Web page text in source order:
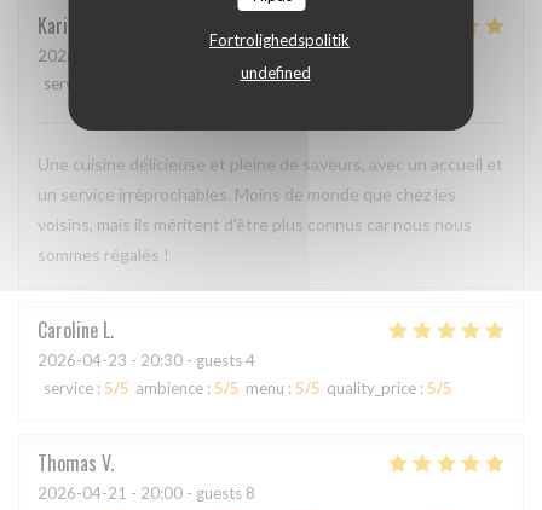
Fortrolighedspolitik
undefined
Karin
2026-05-01
service
menu:5/5
Une cuisine délicieuse et pleine de saveurs, avec un accueil et
un service irréprochables. Moins de monde que chez les
voisins, mais ils méritent d'être plus connus car nous nous
sommes régalés !
Caroline L
2026-04-23 - 20:30 - guests 4
service : 5/5 ambience : 5/5 menu : 5/5 quality_price : 5/5
Thomas V
2026-04-21 - 20:00 - guests 8